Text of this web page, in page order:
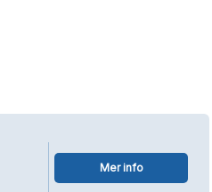
Mer info